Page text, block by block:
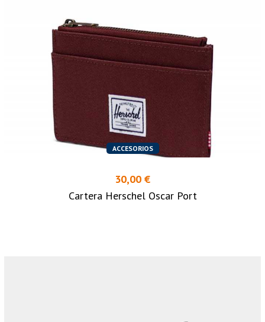
ACCESORIOS
30,00 €
Cartera Herschel Oscar Port